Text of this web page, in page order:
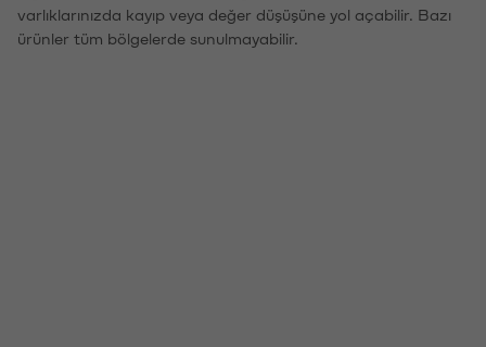
varlıklarınızda kayıp veya değer düşüşüne yol açabilir. Bazı
ürünler tüm bölgelerde sunulmayabilir.